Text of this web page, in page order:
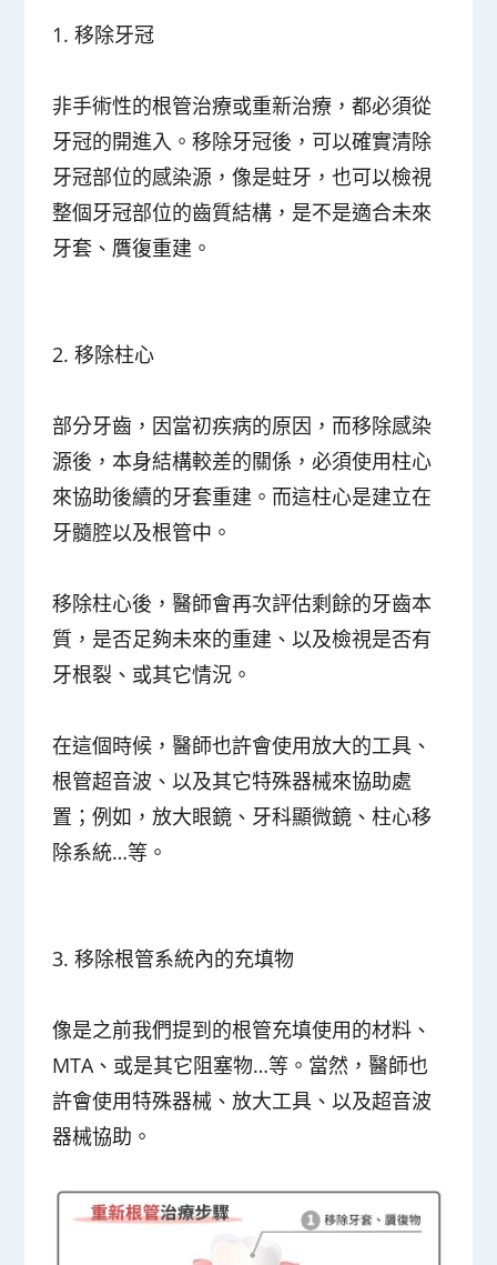
1.移除牙冠
非手術性的根管治療或重新治療，都必須從
牙冠的開進入。移除牙冠後，可以確實清除
牙冠部位的感染源，像是蛀牙，也可以檢視
整個牙冠部位的齒質結構，是不是適合未來
牙套、贋復重建。
2.移除柱心
部分牙齒，因當初疾病的原因，而移除感染
源後，本身結構較差的關係，必須使用柱心
來協助後續的牙套重建。而這柱心是建立在
牙髓腔以及根管中。
移除柱心後，醫師會再次評估剩餘的牙齒本
質，是否足夠未來的重建、以及檢視是否有
牙根裂、或其它情況。
在這個時候，醫師也許會使用放大的工具、
根管超音波、以及其它特殊器械來協助處
置；例如，放大眼鏡、牙科顯微鏡、柱心移
除系統…等。
3.移除根管系統內的充填物
像是之前我們提到的根管充填使用的材料、
MTA、或是其它阻塞物…等。當然，醫師也
許會使用特殊器械、放大工具、以及超音波
器械協助。